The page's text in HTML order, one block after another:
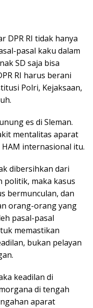
DPR RI tidak hanya
pasal kaku dalam
SD saja bisa
RI harus berani
Polri, Kejaksaan,
es di Sleman.
mentalitas aparat
internasional itu.
dibersihkan dari
politik, maka kasus
bermunculan, dan
orang-orang yang
pasal-pasal
memastikan
bukan pelayan
keadilan di
di tengah
aparat